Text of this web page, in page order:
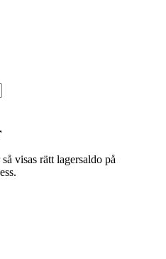
visas rätt lagersaldo på